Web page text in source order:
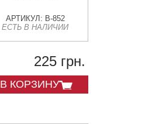
АРТИКУЛ: B-852
ЕСТЬ В НАЛИЧИИ
225 грн.
В КОРЗИНУ